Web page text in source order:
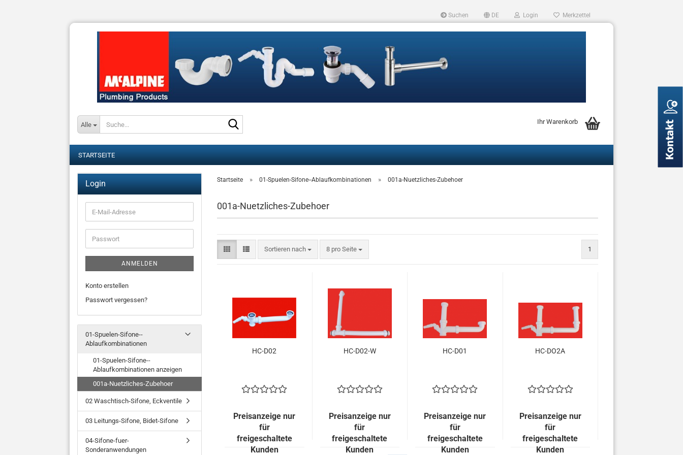
Suchen DE Login Merkzettel
Alle Ihr Warenkorb
STARTSEITE
Startseite » 01-Spuelen-Sifone--Ablaufkombinationen » 001a-Nuetzliches-Zubehoer
001a-Nuetzliches-Zubehoer
Sortieren nach
Sortieren nach 8 pro Seite
pro Seite 1
HC-D02
Preisanzeige nur
für
freigeschaltete
Kunden
HC-D02-W
Preisanzeige nur
für
freigeschaltete
Kunden
HC-D01
Preisanzeige nur
für
freigeschaltete
Kunden
HC-DO2A
Preisanzeige nur
für
freigeschaltete
Kunden
Login
E-
Mail-
Adresse
Passwort
ANMELDEN
Konto erstellen
Passwort vergessen?
01-Spuelen-Sifone--
Ablaufkombinationen
01-Spuelen-Sifone--
Ablaufkombinationen anzeigen
001a-Nuetzliches-Zubehoer
02 Waschtisch-Sifone, Eckventile
03 Leitungs-Sifone, Bidet-Sifone
04-Sifone-fuer-
Sonderanwendungen